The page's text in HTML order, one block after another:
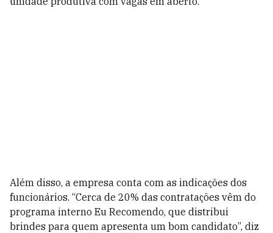
Além disso, a empresa conta com as indicações dos
funcionários. “Cerca de 20% das contratações vêm do
programa interno Eu Recomendo, que distribui
brindes para quem apresenta um bom candidato”, diz